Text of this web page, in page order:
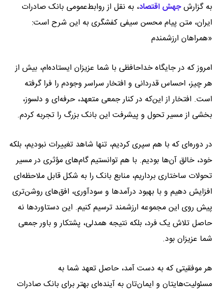
به گزارشجهش اقتصاد، به نقل از روابط‌عمومی بانک صادرات
ایران، متن پیام محسن سیفی کفشگری به این شرح است:
«همراهان ارزشمندم
امروز که در جایگاه خداحافظی با شما عزیزان ایستاده‌ام، بیش از
هر چیز، احساس قدردانی و افتخار سراسر وجودم را فرا گرفته
است. افتخار از این‌که در کنار جمعی متعهد، حرفه‌ای و دلسوز،
بخشی از مسیر تحول و پیشرفت این بانک بزرگ را تجربه کردم.
در دوره‌ای که با هم سپری کردیم، تنها شاهد تغییرات نبودیم، بلکه
خود، خالق آن‌ها بودیم. با هم توانستیم گام‌های مؤثری در مسیر
تحولات ساختاری برداریم، منابع بانک را به شکل قابل ملاحظه‌ای
افزایش دهیم و با بهبود درآمدها و سودآوری، افق‌های روشن‌تری
پیش روی این مجموعه ارزشمند ترسیم کنیم. این دستاوردها نه
حاصل تلاش یک فرد، بلکه نتیجه همدلی، پشتکار و باور جمعی
شما عزیزان بود.
هر موفقیتی که به دست آمد، حاصل تعهد شما به
مسئولیت‌هایتان و ایمان‌تان به آینده‌ای بهتر برای بانک صادرات